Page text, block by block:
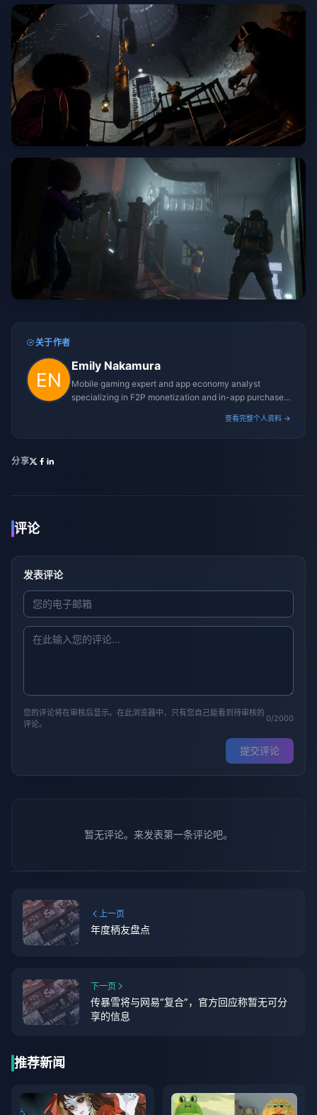
关于作者
Emily Nakamura
Mobile gaming expert and app economy analyst
specializing in F2P monetization and in-app purchase
查看完整个人资料 →
分享
评论
发表评论
您的评论将在审核后显示。在此浏览器中，只有您自己能看到待审核的
评论。
0/2000
提交评论
暂无评论。来发表第一条评论吧。
上一页
年度柄友盘点
下一页
传暴雪将与网易“复合”，官方回应称暂无可分
享的信息
推荐新闻